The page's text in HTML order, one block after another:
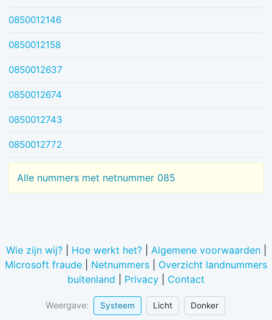
0850012146
0850012158
0850012637
0850012674
0850012743
0850012772
Alle nummers met netnummer 085
Wie zijn wij?| Hoe werkt het?| Algemene voorwaarden|
Microsoft fraude
Netnummers
Overzicht landnummers
buitenland
Privacy Contact
Weergave: Systeem Licht Donker